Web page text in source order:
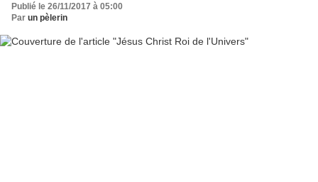
Publié le 26/11/2017 à 05:00
Par un pèlerin